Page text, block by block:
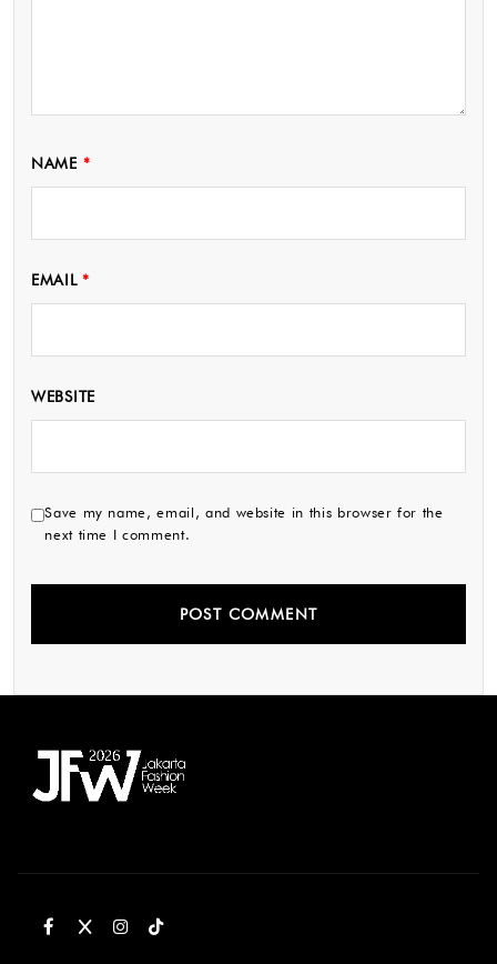
NAME *
EMAIL*
WEBSITE
Save my name, email, and website in this browser for the
next time I comment.